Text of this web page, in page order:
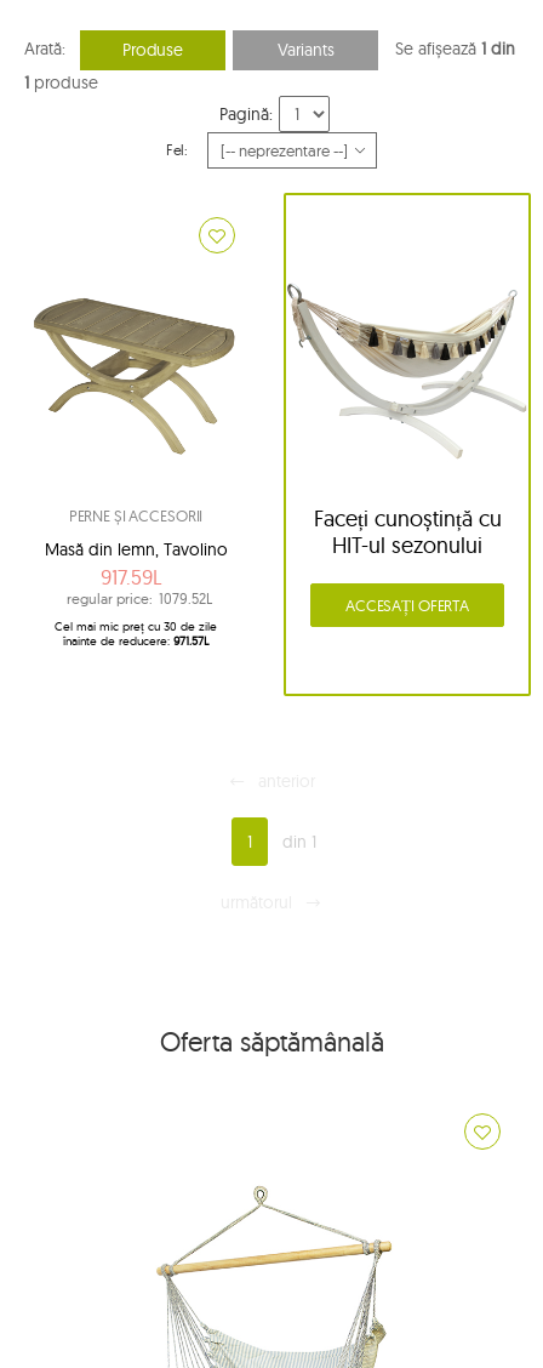
Arată: Produse Variants Se afișează 1 din
1 produse
Pagină:
Fel:
PERNE ȘI ACCESORII
Masă din lemn, Tavolino
917.59L
regular price: 1079.52L
Cel mai mic preț cu 30 de zile
înainte de reducere: 971.57L
Faceți cunoștință cu
HIT-ul sezonului
ACCESAȚI OFERTA
1 din 1
Oferta săptămânală